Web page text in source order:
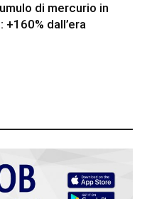
di mercurio in
dall’era